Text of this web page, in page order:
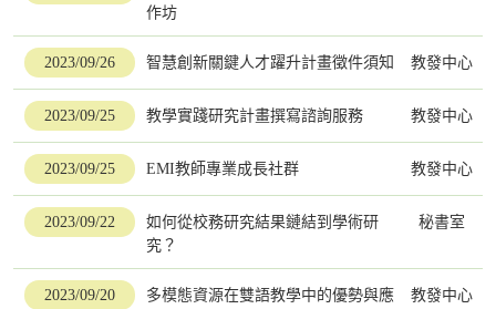
作坊
2023/09/26 智慧創新關鍵人才躍升計畫徵件須知 教發中心
2023/09/25 教學實踐研究計畫撰寫諮詢服務 教發中心
2023/09/25 EMI教師專業成長社群 教發中心
2023/09/22
如何從校務研究結果鏈結到學術研
究？
秘書室
2023/09/20
多模態資源在雙語教學中的優勢與應
教發中心